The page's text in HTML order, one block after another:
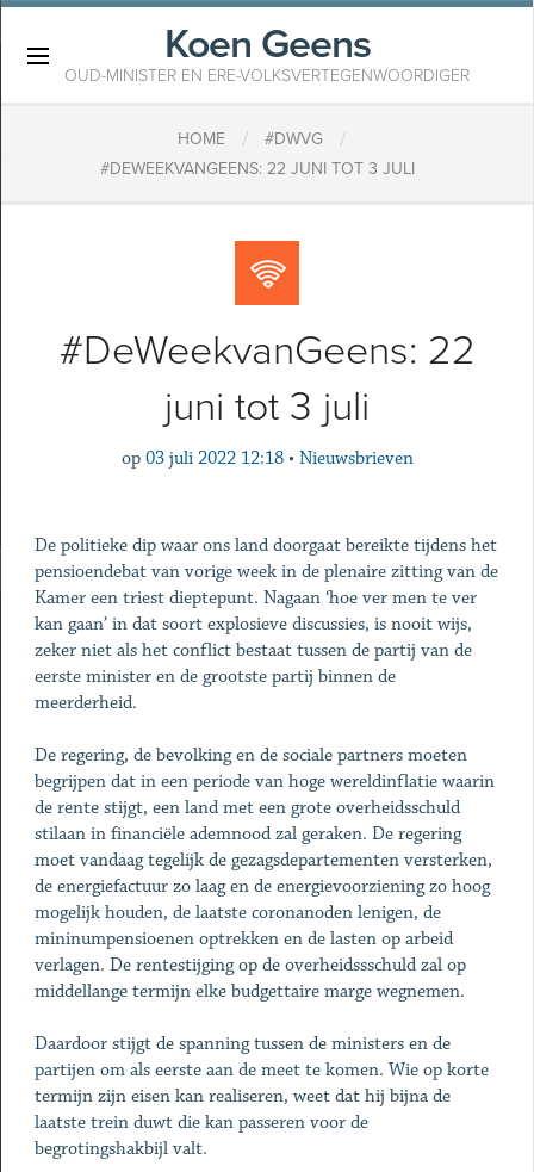
Koen Geens
OUD-MINISTER EN ERE-VOLKSVERTEGENWOORDIGER
HOME / #DWVG /
#DEWEEKVANGEENS: 22 JUNI TOT 3 JULI
#DeWeekvanGeens: 22
juni tot 3 juli
op 03 juli 2022 12:18 • Nieuwsbrieven
De politieke dip waar ons land doorgaat bereikte tijdens het
pensioendebat van vorige week in de plenaire zitting van de
Kamer een triest dieptepunt. Nagaan ‘hoe ver men te ver
kan gaan’ in dat soort explosieve discussies, is nooit wijs,
zeker niet als het conflict bestaat tussen de partij van de
eerste minister en de grootste partij binnen de
meerderheid.
De regering, de bevolking en de sociale partners moeten
begrijpen dat in een periode van hoge wereldinflatie waarin
de rente stijgt, een land met een grote overheidsschuld
stilaan in financiële ademnood zal geraken. De regering
moet vandaag tegelijk de gezagsdepartementen versterken,
de energiefactuur zo laag en de energievoorziening zo hoog
mogelijk houden, de laatste coronanoden lenigen, de
mininumpensioenen optrekken en de lasten op arbeid
verlagen. De rentestijging op de overheidssschuld zal op
middellange termijn elke budgettaire marge wegnemen.
Daardoor stijgt de spanning tussen de ministers en de
partijen om als eerste aan de meet te komen. Wie op korte
termijn zijn eisen kan realiseren, weet dat hij bijna de
laatste trein duwt die kan passeren voor de
begrotingshakbijl valt.